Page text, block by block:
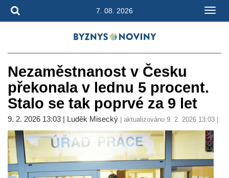
7. 08. 2026
Nezaměstnanost v Česku
překonala v lednu 5 procent.
Stalo se tak poprvé za 9 let
9. 2. 2026 13:03 | Luděk Misecký | aktualizováno 9. 2. 2026 13:03 |